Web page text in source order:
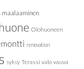
maalaaminen
Olohuoneen
renovation
syksy Terassi valo vauva